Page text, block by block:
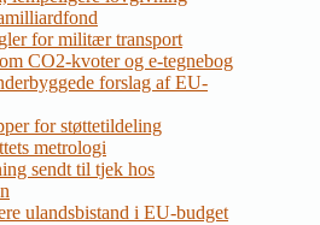
for militær transport
CO2-kvoter og e-tegnebog
forslag af EU-
for støttetildeling
metrologi
sendt til tjek hos
ulandsbistand i EU-budget